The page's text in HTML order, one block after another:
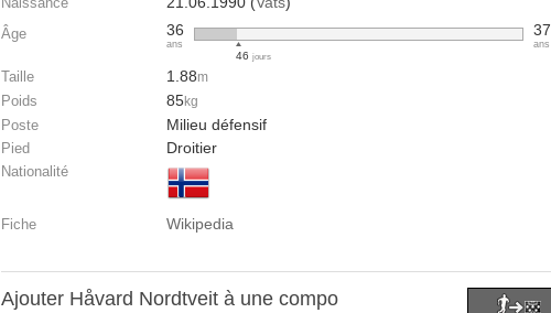
Âge 36
ans
46jours
37
ans
Taille 1.88m
Poids 85kg
Poste Milieu défensif
Pied Droitier
Nationalité
Fiche Wikipedia
Ajouter Håvard Nordtveit à une compo